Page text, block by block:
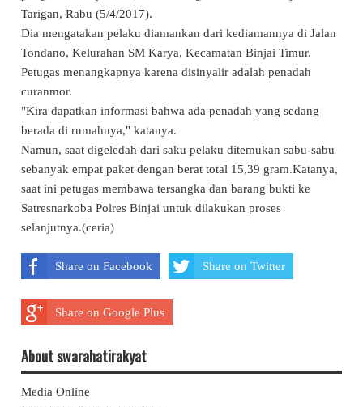
Tarigan, Rabu (5/4/2017).
Dia mengatakan pelaku diamankan dari kediamannya di Jalan
Tondano, Kelurahan SM Karya, Kecamatan Binjai Timur.
Petugas menangkapnya karena disinyalir adalah penadah
curanmor.
"Kira dapatkan informasi bahwa ada penadah yang sedang
berada di rumahnya," katanya.
Namun, saat digeledah dari saku pelaku ditemukan sabu-sabu
sebanyak empat paket dengan berat total 15,39 gram.Katanya,
saat ini petugas membawa tersangka dan barang bukti ke
Satresnarkoba Polres Binjai untuk dilakukan proses
selanjutnya.(ceria)
Share on Facebook Share on Twitter
Share on Google Plus
About swarahatirakyat
Media Online